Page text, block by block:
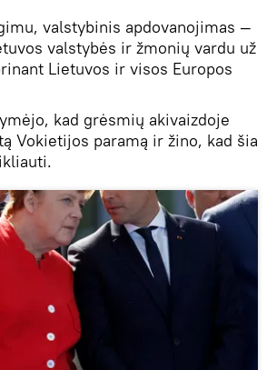
valstybinis apdovanojimas —
valstybės ir žmonių vardu už
Lietuvos ir visos Europos
kad grėsmių akivaizdoje
Vokietijos paramą ir žino, kad šia